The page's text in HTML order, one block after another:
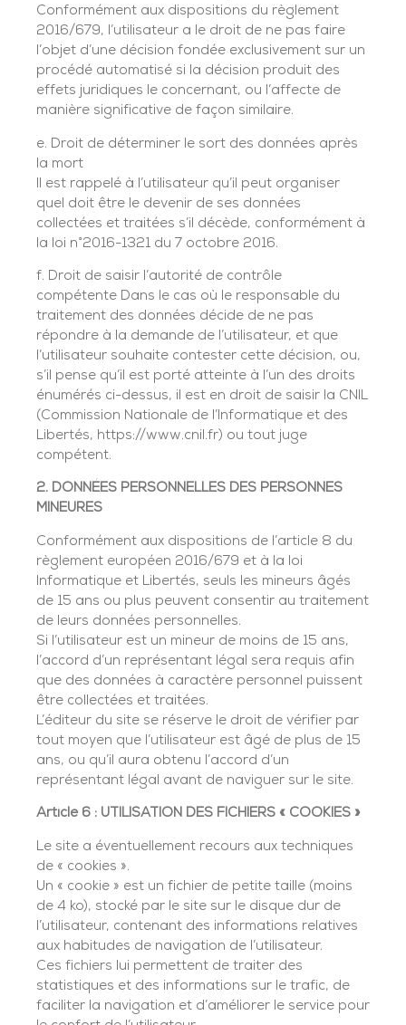
Conformément aux dispositions du règlement
2016/679, l’utilisateur a le droit de ne pas faire
l’objet d’une décision fondée exclusivement sur un
procédé automatisé si la décision produit des
effets juridiques le concernant, ou l’affecte de
manière significative de façon similaire.
e. Droit de déterminer le sort des données après
la mort
Il est rappelé à l’utilisateur qu’il peut organiser
quel doit être le devenir de ses données
collectées et traitées s’il décède, conformément à
la loi n°2016-1321 du 7 octobre 2016.
f. Droit de saisir l’autorité de contrôle
compétente Dans le cas où le responsable du
traitement des données décide de ne pas
répondre à la demande de l’utilisateur, et que
l’utilisateur souhaite contester cette décision, ou,
s’il pense qu’il est porté atteinte à l’un des droits
énumérés ci-dessus, il est en droit de saisir la CNIL
(Commission Nationale de l’Informatique et des
Libertés, https://www.cnil.fr) ou tout juge
compétent.
2. DONNÉES PERSONNELLES DES PERSONNES
MINEURES
Conformément aux dispositions de l’article 8 du
règlement européen 2016/679 et à la loi
Informatique et Libertés, seuls les mineurs âgés
de 15 ans ou plus peuvent consentir au traitement
de leurs données personnelles.
Si l’utilisateur est un mineur de moins de 15 ans,
l’accord d’un représentant légal sera requis afin
que des données à caractère personnel puissent
être collectées et traitées.
L’éditeur du site se réserve le droit de vérifier par
tout moyen que l’utilisateur est âgé de plus de 15
ans, ou qu’il aura obtenu l’accord d’un
représentant légal avant de naviguer sur le site.
Article 6 : UTILISATION DES FICHIERS « COOKIES »
Le site a éventuellement recours aux techniques
de « cookies ».
Un « cookie » est un fichier de petite taille (moins
de 4 ko), stocké par le site sur le disque dur de
l’utilisateur, contenant des informations relatives
aux habitudes de navigation de l’utilisateur.
Ces fichiers lui permettent de traiter des
statistiques et des informations sur le trafic, de
faciliter la navigation et d’améliorer le service pour